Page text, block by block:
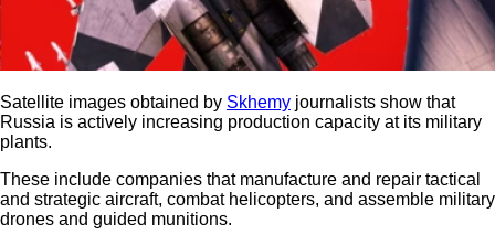
Satellite images obtained by Skhemy journalists show that
Russia is actively increasing production capacity at its military
plants.
These include companies that manufacture and repair tactical
and strategic aircraft, combat helicopters, and assemble military
drones and guided munitions.